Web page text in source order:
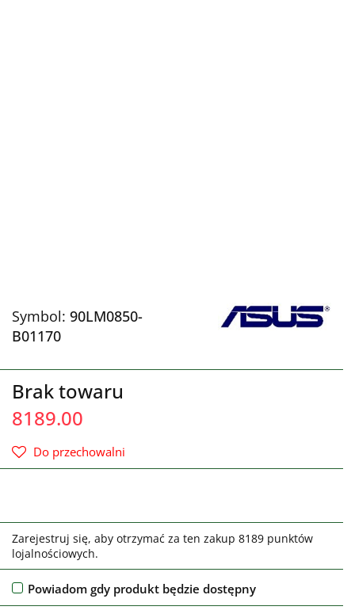
Symbol: 90LM0850-
B01170
Brak towaru
8189.00
Do przechowalni
Zarejestruj się, aby otrzymać za ten zakup 8189 punktów
lojalnościowych.
Powiadom gdy produkt będzie dostępny